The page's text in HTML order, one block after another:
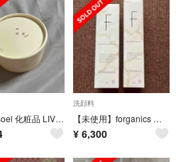
ソエル soel 化粧品 LIVING-OIL リビングオイル 生せっけん 10
洗顔料
【未使用】forganics モアブライトニング 洗顔料、ミルク※ セット売り
¥ 6,300